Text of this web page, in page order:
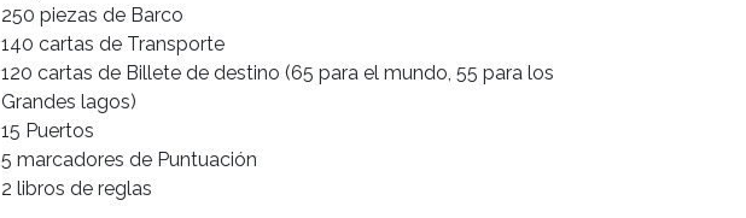
250 piezas de Barco
140 cartas de Transporte
120 cartas de Billete de destino (65 para el mundo, 55 para los
Grandes lagos)
15 Puertos
5 marcadores de Puntuación
2 libros de reglas